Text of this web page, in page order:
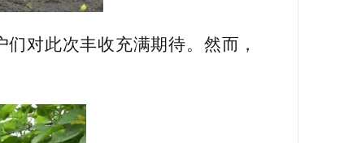
对此次丰收充满期待。然而，